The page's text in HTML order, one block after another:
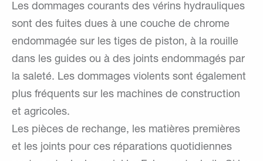
Les dommages courants des vérins hydrauliques
sont des fuites dues à une couche de chrome
endommagée sur les tiges de piston, à la rouille
dans les guides ou à des joints endommagés par
la saleté. Les dommages violents sont également
plus fréquents sur les machines de construction
et agricoles.
Les pièces de rechange, les matières premières
et les joints pour ces réparations quotidiennes